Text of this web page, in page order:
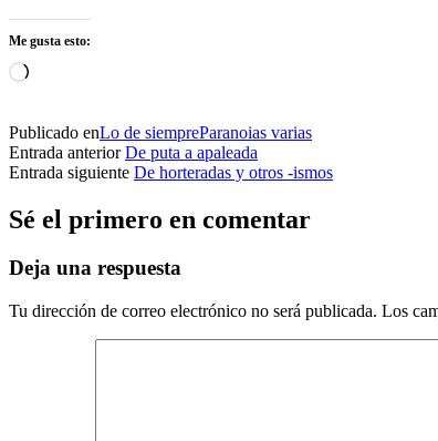
Me gusta esto:
Cargando...
Publicado enLo de siempreParanoias varias
Entrada anterior De puta a apaleada
Entrada siguiente De horteradas y otros -ismos
Sé el primero en comentar
Deja una respuesta
Tu dirección de correo electrónico no será publicada. Los